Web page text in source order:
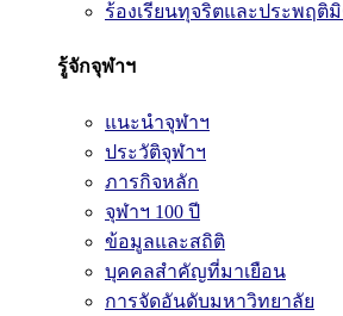
ร้องเรียนทุจริตและประพฤติ
รู้จักจุฬาฯ
แนะนำจุฬาฯ
ประวัติจุฬาฯ
ภารกิจหลัก
จุฬาฯ 100 ปี
ข้อมูลและสถิติ
บุคคลสำคัญที่มาเยือน
การจัดอันดับมหาวิทยาลัย